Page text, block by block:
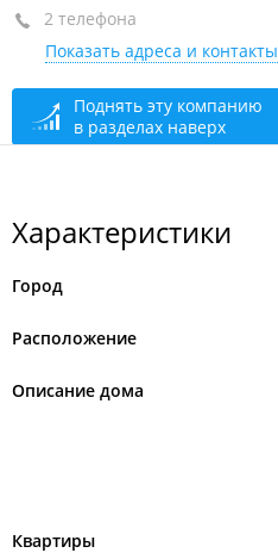
2 телефона
Показать адреса и контакты
Поднять эту компанию
в разделах наверх
Характеристики
Город
Расположение
Описание дома
Квартиры